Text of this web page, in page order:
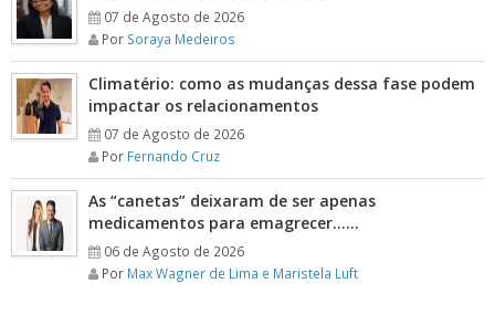
07 de Agosto de 2026
Por Soraya Medeiros
Climatério: como as mudanças dessa fase podem
impactar os relacionamentos
07 de Agosto de 2026
Por Fernando Cruz
As “canetas” deixaram de ser apenas
medicamentos para emagrecer……
06 de Agosto de 2026
Por Max Wagner de Lima e Maristela Luft